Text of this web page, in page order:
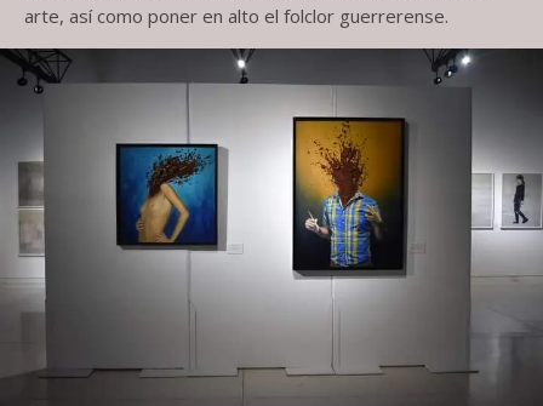
arte, así como poner en alto el folclor guerrerense.